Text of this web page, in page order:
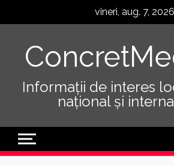
vineri, aug. 7, 2026
Informații de interes
național și